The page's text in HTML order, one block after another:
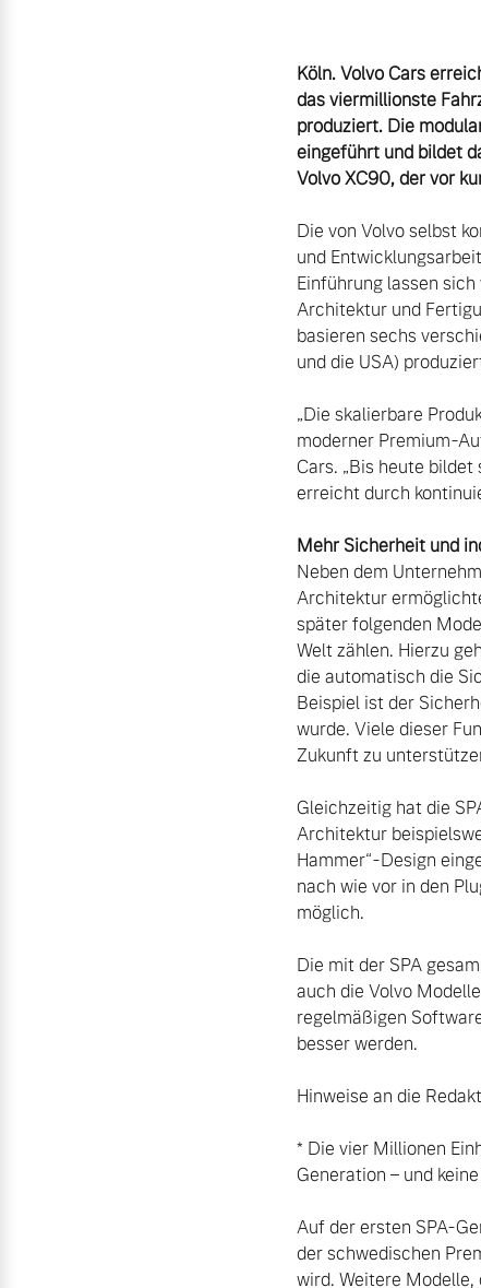
Köln. Volvo Cars
das viermillionste
produziert. Die
eingeführt und bildet
Volvo XC90, der vor
Die von Volvo selbst
und
Einführung lassen
Architektur und
basieren sechs
„Die skalierbare
moderner Premium-
Cars. „Bis heute
Mehr Sicherheit und
Neben dem
Architektur
später folgenden
Welt zählen. Hierzu
die automatisch die
Beispiel ist der
wurde. Viele dieser
Gleichzeitig hat die
Architektur
Hammer“-Design
nach wie vor in den
Die mit der SPA
auch die Volvo
regelmäßigen
Hinweise an die
* Die vier Millionen
Generation – und
Auf der ersten SPA-
der schwedischen
wird. Weitere